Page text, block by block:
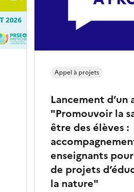
Lancement
"Promouvoir la
être des élèves :
enseignants
de projets
la nature"
Appel à projets